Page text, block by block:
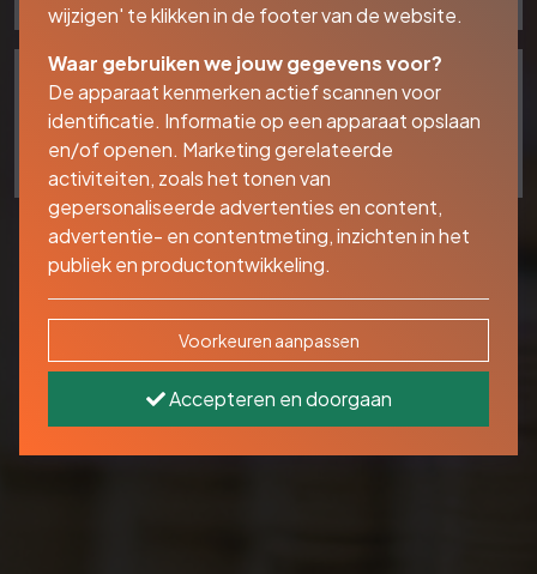
Bedrijfs financiering
Ga hier verder!
wijzigen' te klikken in de footer van de website.
Waar gebruiken we jouw gegevens voor?
De apparaat kenmerken actief scannen voor
identificatie. Informatie op een apparaat opslaan
en/of openen. Marketing gerelateerde
activiteiten, zoals het tonen van
gepersonaliseerde advertenties en content,
advertentie- en contentmeting, inzichten in het
publiek en productontwikkeling.
Voorkeuren aanpassen
Accepteren en doorgaan